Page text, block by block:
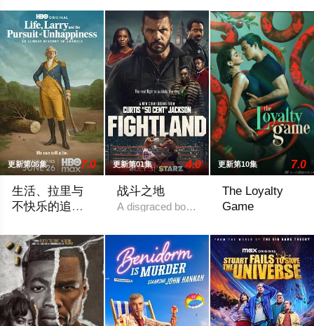
更新第06集 7.0
生活、拉里与
不快乐的追
史
更新第01集 4.0
战斗之地
A disgraced boxing champion is released
更新第10集 7.0
The Loyalty
Game